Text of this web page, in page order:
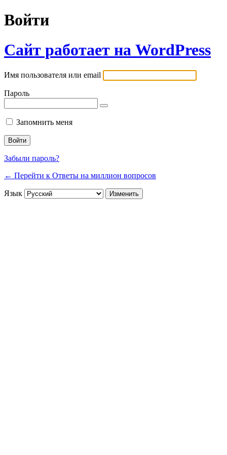
Войти
Сайт работает на WordPress
Имя пользователя или email
Пароль
Запомнить меня
Забыли пароль?
← Перейти к Ответы на миллион вопросов
Язык